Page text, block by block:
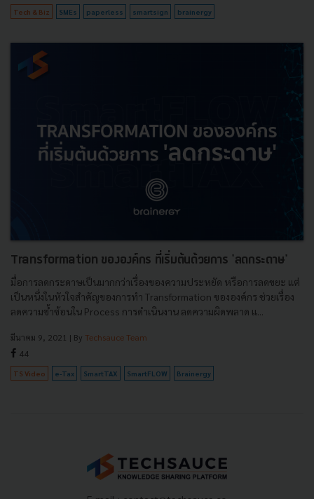
Tech & Biz SMEs paperless smartsign brainergy
Transformation ขององค์กร ที่เริ่มต้นด้วยการ 'ลดกระดาษ'
มื่อการลดกระดาษเป็นมากกว่าเรื่องของความประหยัด หรือการลดขยะ แต่
เป็นหนึ่งในหัวใจสำคัญของการทำ Transformation ขององค์กร ช่วยเรื่อง
ลดความซ้ำซ้อนใน Process การดำเนินงาน ลดความผิดพลาด แ...
มีนาคม 9, 2021 | By Techsauce Team
44
TS Video e-Tax SmartTAX SmartFLOW Brainergy